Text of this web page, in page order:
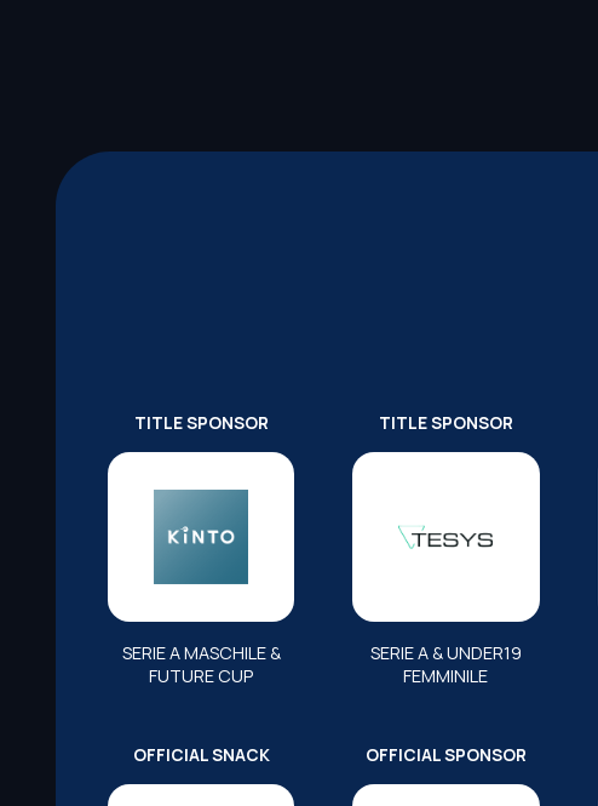
TITLE SPONSOR
SERIE A MASCHILE &
FUTURE CUP
TITLE SPONSOR
SERIE A & UNDER19
FEMMINILE
OFFICIAL SNACK OFFICIAL SPONSOR